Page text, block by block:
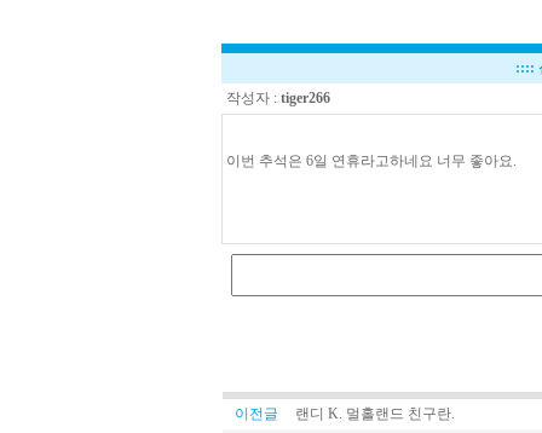
::::
작성자 : tiger266
이번 추석은 6일 연휴라고하네요 너무 좋아요.
이전글 랜디 K. 멀홀랜드 친구란.